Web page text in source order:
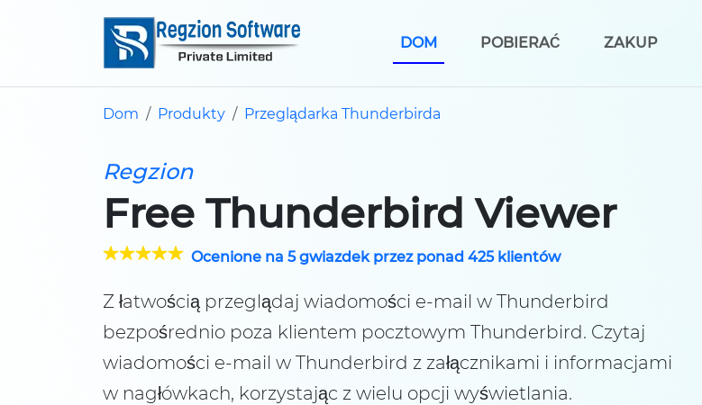
DOM POBIERAĆ ZAKUP
Dom Produkty Przeglądarka Thunderbirda
Regzion
Free Thunderbird Viewer
Ocenione na 5 gwiazdek przez ponad 425 klientów
Z łatwością przeglądaj wiadomości e-mail w Thunderbird
bezpośrednio poza klientem pocztowym Thunderbird. Czytaj
wiadomości e-mail w Thunderbird z załącznikami i informacjami
w nagłówkach, korzystając z wielu opcji wyświetlania.